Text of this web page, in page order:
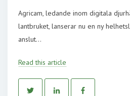
Agricam, ledande inom digitala
lantbruket, lanserar nu en ny
anslut...
Read this article